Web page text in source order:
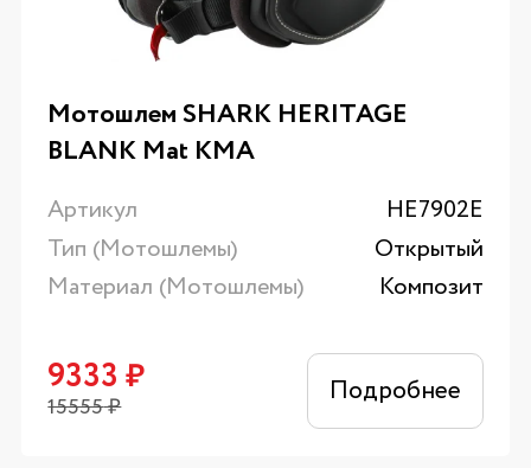
Мотошлем SHARK HERITAGE
BLANK Mat KMA
Артикул
HE7902E
Тип (Мотошлемы)
Открытый
Материал (Мотошлемы)
Композит
9333 ₽
15555₽ Подробнее